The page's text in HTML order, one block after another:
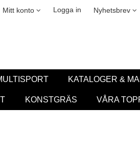
Mitt konto Logga in Nyhetsbrev
Newsletter
KATALOGER &
KONSTGRÄS VÅRA